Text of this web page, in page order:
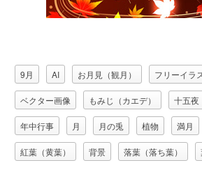
9月 AI お月見（観月） フリーイラ
ベクター画像 もみじ（カエデ） 十五夜
年中行事 月 月の兎 植物 満月
紅葉（黄葉） 背景 落葉（落ち葉）